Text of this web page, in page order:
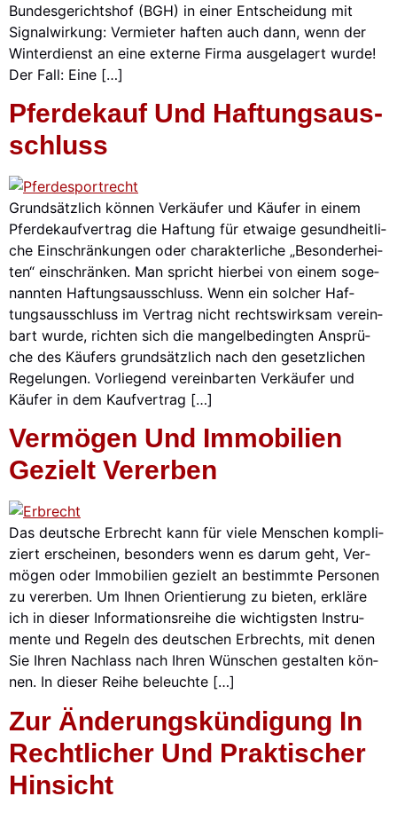
Bun­des­ge­richts­hof (BGH) in einer Ent­schei­dung mit
Signal­wir­kung: Ver­mie­ter haf­ten auch dann, wenn der
Win­ter­dienst an eine exter­ne Fir­ma aus­ge­la­gert wur­de!
Der Fall: Eine […]
Pfer­de­kauf Und Haf­tungs­aus­
Schluss
Grund­sätz­lich kön­nen Ver­käu­fer und Käu­fer in einem
Pfer­de­kauf­ver­trag die Haf­tung für etwa­ige gesund­heit­li­
che Ein­schrän­kun­gen oder cha­rak­ter­li­che „Beson­der­hei­
ten“ ein­schrän­ken. Man spricht hier­bei von einem soge­
nann­ten Haf­tungs­aus­schluss. Wenn ein sol­cher Haf­
tungs­aus­schluss im Ver­trag nicht rechts­wirk­sam ver­ein­
bart wur­de, rich­ten sich die man­gel­be­ding­ten Ansprü­
che des Käu­fers grund­sätz­lich nach den gesetz­li­chen
Rege­lun­gen. Vor­lie­gend ver­ein­bar­ten Ver­käu­fer und
Käu­fer in dem Kauf­ver­trag […]
Ver­mö­gen Und Immo­bi­li­en
Gezielt Ver­er­ben
Das deut­sche Erbrecht kann für vie­le Men­schen kom­pli­
ziert erschei­nen, beson­ders wenn es dar­um geht, Ver­
mö­gen oder Immo­bi­li­en gezielt an bestimm­te Per­so­nen
zu ver­er­ben. Um Ihnen Ori­en­tie­rung zu bie­ten, erklä­re
ich in die­ser Infor­ma­ti­ons­rei­he die wich­tigs­ten Instru­
men­te und Regeln des deut­schen Erb­rechts, mit denen
Sie Ihren Nach­lass nach Ihren Wün­schen gestal­ten kön­
nen. In die­ser Rei­he beleuch­te […]
Zur Ände­rungs­kün­di­gung In
Recht­li­cher Und Prak­ti­scher
Hin­sicht